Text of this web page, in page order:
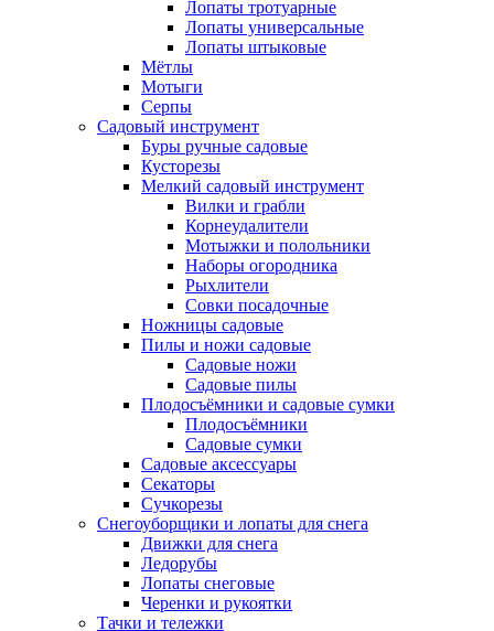
Лопаты тротуарные
Лопаты универсальные
Лопаты штыковые
Мётлы
Мотыги
Серпы
Садовый инструмент
Буры ручные садовые
Кусторезы
Мелкий садовый инструмент
Вилки и грабли
Корнеудалители
Мотыжки и полольники
Наборы огородника
Рыхлители
Совки посадочные
Ножницы садовые
Пилы и ножи садовые
Садовые ножи
Садовые пилы
Плодосъёмники и садовые сумки
Плодосъёмники
Садовые сумки
Садовые аксессуары
Секаторы
Сучкорезы
Снегоуборщики и лопаты для снега
Движки для снега
Ледорубы
Лопаты снеговые
Черенки и рукоятки
Тачки и тележки